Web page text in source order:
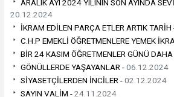
ARALIK AYI 2024 YILININ SON AYINDA
20.12.2024
İKRAM EDİLEN PARÇA ETLER ARTIK TARİH
C.H.P EMEKLİ ÖĞRETMENLERE YEMEK
BİR 24 KASIM ÖĞRETMENLER GÜNÜ
GÖNÜLLERDE YAŞAYANLAR -06.12.2024
SİYASETÇİLERDEN İNCİLER -02.12.2024
SAYIN VALİM -24.11.2024